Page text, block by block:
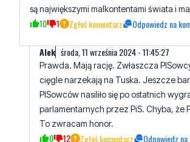
AIek środa, 11 września 2024 - 11:45:27
Prawda. Mają rację. Zwłaszcza
PISowców nasiliło się po ostatnich
parlamentarnych przez PiS. Chyba, że
To zwracam honor.
0 12 Zgłoś komentarz Odpowiedz
Tomasz środa, 11 września 2024 - 12:07:02
Co to znaczny cięgle?!Chyba jesteś